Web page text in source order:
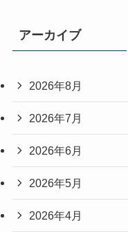
アーカイブ
2026年8月
2026年7月
2026年6月
2026年5月
2026年4月